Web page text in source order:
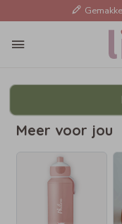
Meer voor jou